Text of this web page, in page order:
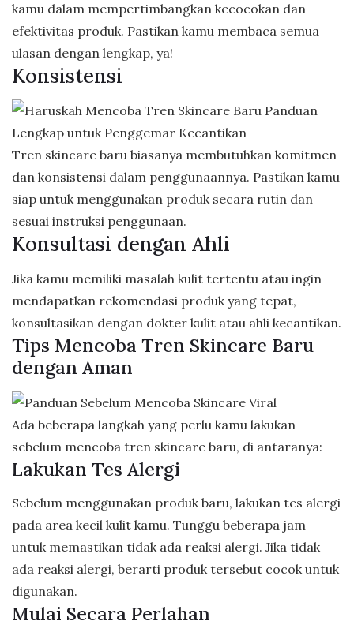
kamu dalam mempertimbangkan kecocokan dan
efektivitas produk. Pastikan kamu membaca semua
ulasan dengan lengkap, ya!
Konsistensi
Tren skincare baru biasanya membutuhkan komitmen
dan konsistensi dalam penggunaannya. Pastikan kamu
siap untuk menggunakan produk secara rutin dan
sesuai instruksi penggunaan.
Konsultasi dengan Ahli
Jika kamu memiliki masalah kulit tertentu atau ingin
mendapatkan rekomendasi produk yang tepat,
konsultasikan dengan dokter kulit atau ahli kecantikan.
Tips Mencoba Tren Skincare Baru
dengan Aman
Ada beberapa langkah yang perlu kamu lakukan
sebelum mencoba tren skincare baru, di antaranya:
Lakukan Tes Alergi
Sebelum menggunakan produk baru, lakukan tes alergi
pada area kecil kulit kamu. Tunggu beberapa jam
untuk memastikan tidak ada reaksi alergi. Jika tidak
ada reaksi alergi, berarti produk tersebut cocok untuk
digunakan.
Mulai Secara Perlahan